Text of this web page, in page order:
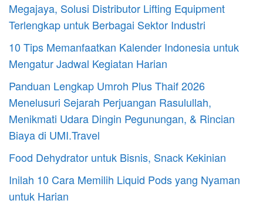
Megajaya, Solusi Distributor Lifting Equipment
Terlengkap untuk Berbagai Sektor Industri
10 Tips Memanfaatkan Kalender Indonesia untuk
Mengatur Jadwal Kegiatan Harian
Panduan Lengkap Umroh Plus Thaif 2026
Menelusuri Sejarah Perjuangan Rasulullah,
Menikmati Udara Dingin Pegunungan, & Rincian
Biaya di UMI.Travel
Food Dehydrator untuk Bisnis, Snack Kekinian
Inilah 10 Cara Memilih Liquid Pods yang Nyaman
untuk Harian